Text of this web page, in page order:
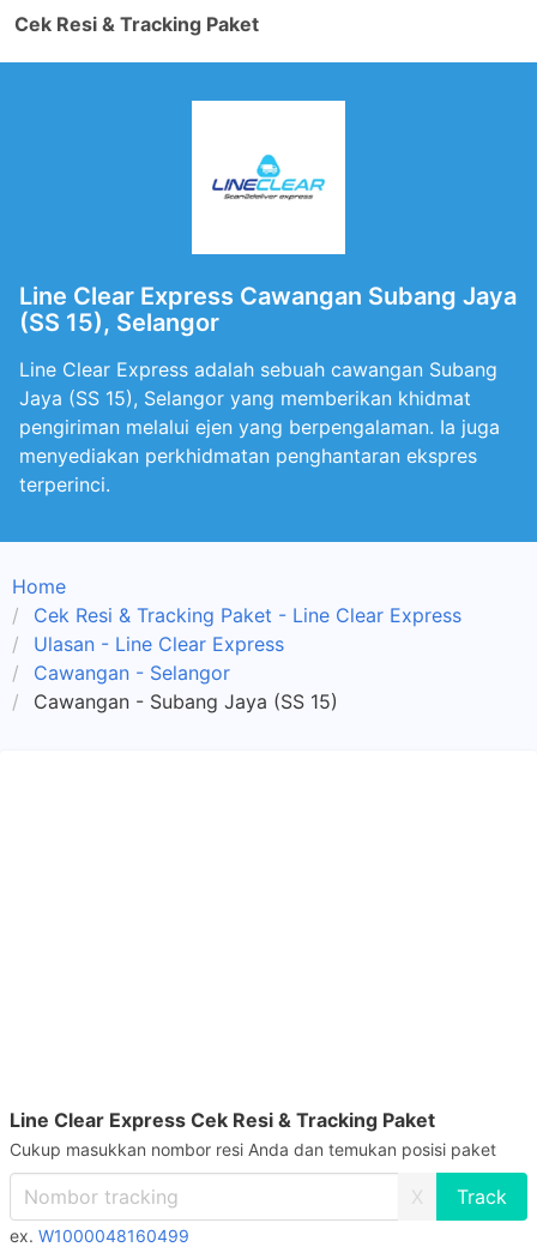
Cek Resi & Tracking Paket
Line Clear Express Cawangan Subang Jaya
(SS 15), Selangor
Line Clear Express adalah sebuah cawangan Subang
Jaya (SS 15), Selangor yang memberikan khidmat
pengiriman melalui ejen yang berpengalaman. Ia juga
menyediakan perkhidmatan penghantaran ekspres
terperinci.
Home
Cek Resi & Tracking Paket - Line Clear Express
Ulasan - Line Clear Express
Cawangan - Selangor
Cawangan - Subang Jaya (SS 15)
Line Clear Express Cek Resi & Tracking Paket
Cukup masukkan nombor resi Anda dan temukan posisi paket
X
ex. W1000048160499